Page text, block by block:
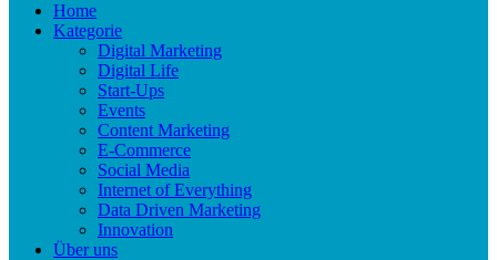
Home
Kategorie
Digital Marketing
Digital Life
Start-Ups
Events
Content Marketing
E-Commerce
Social Media
Internet of Everything
Data Driven Marketing
Innovation
Über uns